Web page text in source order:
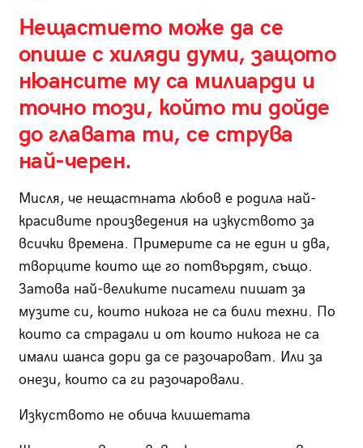
Нещастието може да се
опише с хиляди думи, защото
нюансите му са милиарди и
точно този, който ти дойде
до главата ти, се струва
най-черен.
Мисля, че нещастната любов е родила най-
красивите произведения на изкуството за
всички времена. Примерите са не един и два,
творците които ще го потвърдят, също.
Затова най-великите писатели пишат за
музите си, които никога не са били техни. По
които са страдали и от които никога не са
имали шанса дори да се разочароват. Или за
онези, които са ги разочаровали.
Изкуството не обича клишетата